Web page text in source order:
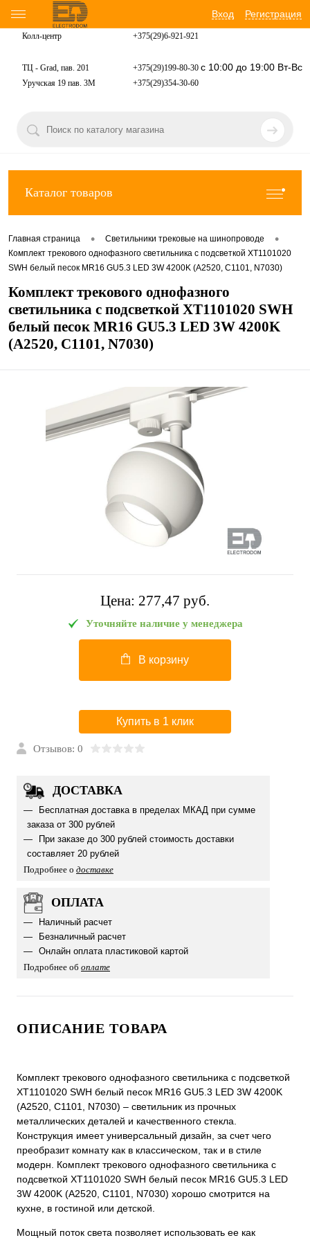
Вход Регистрация
Колл-центр +375(29)6-921-921
ТЦ - Grad, пав. 201 +375(29)199-80-30 с 10:00 до 19:00 Вт-Вс
Уручская 19 пав. 3М +375(29)354-30-60
Каталог товаров
Главная страница • Светильники трековые на шинопроводе •
Комплект трекового однофазного светильника с подсветкой XT1101020
SWH белый песок MR16 GU5.3 LED 3W 4200K (A2520, C1101, N7030)
Комплект трекового однофазного
светильника с подсветкой XT1101020 SWH
белый песок MR16 GU5.3 LED 3W 4200K
(A2520, C1101, N7030)
Цена: 277,47 pуб.
Уточняйте наличие у менеджера
В корзину
Купить в 1 клик
Отзывов: 0
ДОСТАВКА
Бесплатная доставка в пределах МКАД при сумме
заказа от 300 рублей
При заказе до 300 рублей стоимость доставки
составляет 20 рублей
Подробнее о доставке
ОПЛАТА
Наличный расчет
Безналичный расчет
Онлайн оплата пластиковой картой
Подробнее об оплате
ОПИСАНИЕ ТОВАРА
Комплект трекового однофазного светильника с подсветкой
XT1101020 SWH белый песок MR16 GU5.3 LED 3W 4200K
(A2520, C1101, N7030) – светильник из прочных
металлических деталей и качественного стекла.
Конструкция имеет универсальный дизайн, за счет чего
преобразит комнату как в классическом, так и в стиле
модерн. Комплект трекового однофазного светильника с
подсветкой XT1101020 SWH белый песок MR16 GU5.3 LED
3W 4200K (A2520, C1101, N7030) хорошо смотрится на
кухне, в гостиной или детской.
Мощный поток света позволяет использовать ее как